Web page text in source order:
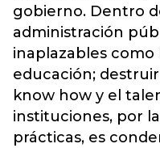
gobierno. Dentro
administración
inaplazables como
educación;
know how y el
instituciones, por
prácticas, es